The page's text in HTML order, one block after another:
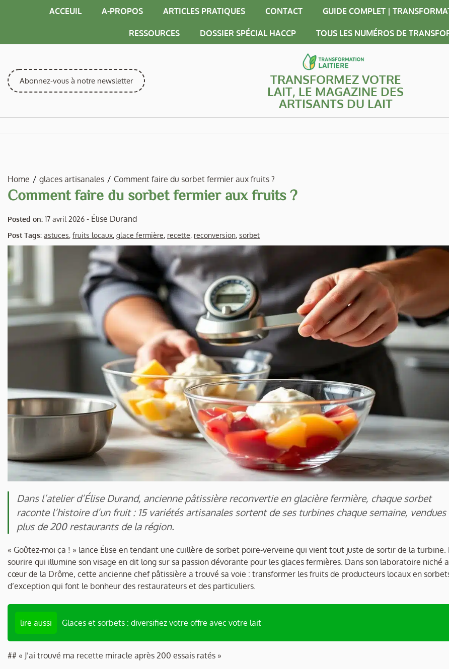
ACCEUIL A-PROPOS ARTICLES PRATIQUES CONTACT GUIDE COMPLET |
RESSOURCES DOSSIER SPÉCIAL HACCP TOUS LES NUMÉROS DE
Abonnez-vous à notre newsletter TRANSFORMEZ VOTRE
LAIT, LE MAGAZINE DES
ARTISANTS DU LAIT
Home glaces artisanales Comment faire du sorbet fermier aux fruits ?
Comment faire du sorbet fermier aux fruits ?
Posted on: 17 avril 2026 - Élise Durand
Post Tags: astuces, fruits locaux, glace fermière, recette, reconversion, sorbet
Dans l’atelier d’Élise Durand, ancienne pâtissière reconvertie en glacière fermière, chaque sorbet
raconte l’histoire d’un fruit : 15 variétés artisanales sortent de ses turbines chaque semaine, vendues
plus de 200 restaurants de la région.
« Goûtez-moi ça ! » lance Élise en tendant une cuillère de sorbet poire-verveine qui vient tout juste de sortir de la turbine.
sourire qui illumine son visage en dit long sur sa passion dévorante pour les glaces fermières. Dans son laboratoire niché
cœur de la Drôme, cette ancienne chef pâtissière a trouvé sa voie : transformer les fruits de producteurs locaux en
d’exception qui font le bonheur des restaurateurs et des particuliers.
lire aussi Glaces et sorbets : diversifiez votre offre avec votre lait
## « J’ai trouvé ma recette miracle après 200 essais ratés »